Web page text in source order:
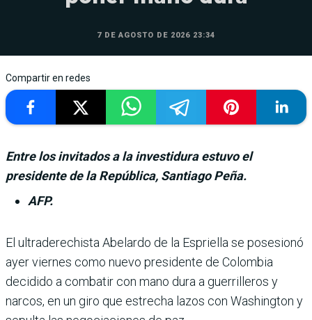
7 DE AGOSTO DE 2026 23:34
Compartir en redes
Entre los invitados a la investidura estuvo el
presidente de la República, Santiago Peña.
AFP.
El ultraderechista Abe­lardo de la Espriella se posesionó
ayer viernes como nuevo presi­dente de Colombia
decidido a combatir con mano dura a guerrilleros y
narcos, en un giro que estrecha lazos con Washington y